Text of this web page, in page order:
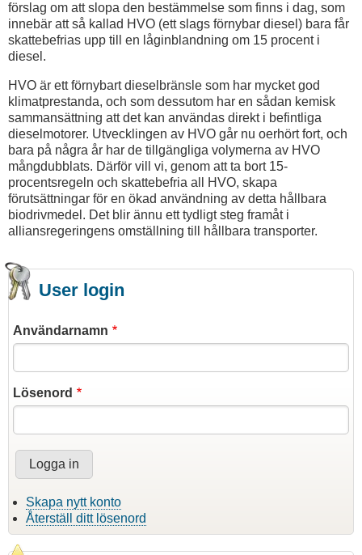
förslag om att slopa den bestämmelse som finns i dag, som
innebär att så kallad HVO (ett slags förnybar diesel) bara får
skattebefrias upp till en låginblandning om 15 procent i
diesel.
HVO är ett förnybart dieselbränsle som har mycket god
klimatprestanda, och som dessutom har en sådan kemisk
sammansättning att det kan användas direkt i befintliga
dieselmotorer. Utvecklingen av HVO går nu oerhört fort, och
bara på några år har de tillgängliga volymerna av HVO
mångdubblats. Därför vill vi, genom att ta bort 15-
procentsregeln och skattebefria all HVO, skapa
förutsättningar för en ökad användning av detta hållbara
biodrivmedel. Det blir ännu ett tydligt steg framåt i
alliansregeringens omställning till hållbara transporter.
User login
Användarnamn
Lösenord
Skapa nytt konto
Återställ ditt lösenord